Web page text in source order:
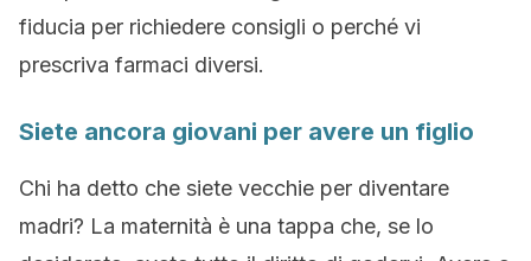
fiducia per richiedere consigli o perché vi
prescriva farmaci diversi.
Siete ancora giovani per avere un figlio
Chi ha detto che siete vecchie per diventare
madri? La maternità è una tappa che, se lo